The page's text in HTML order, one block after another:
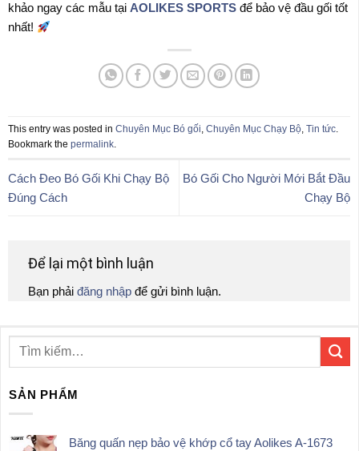
khảo ngay các mẫu tại AOLIKES SPORTS để bảo vệ đầu gối tốt
nhất!
This entry was posted in Chuyên Mục Bó gối, Chuyên Mục Chạy Bộ, Tin tức.
Bookmark the permalink.
Cách Đeo Bó Gối Khi Chạy Bộ
Đúng Cách
Bó Gối Cho Người Mới Bắt Đầu
Chạy Bộ
Để lại một bình luận
Bạn phải đăng nhập để gửi bình luận.
SẢN PHẨM
Băng quấn nẹp bảo vệ khớp cổ tay Aolikes A-1673